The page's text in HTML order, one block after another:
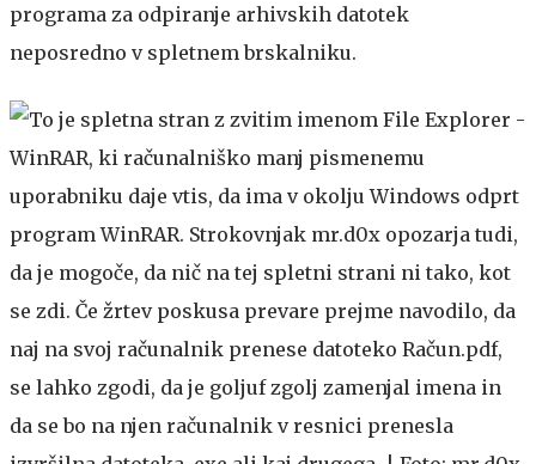
programa za odpiranje arhivskih datotek
neposredno v spletnem brskalniku.